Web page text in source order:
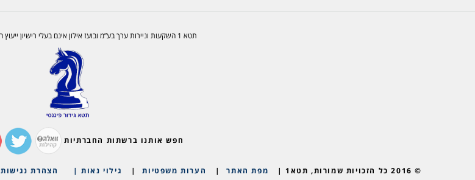
תטא 1 השקעות וניירות ערך בע”מ ובועז אילון אינם בעלי רישיון ייעוץ השקעות בתוקף(מותלה)
חפש אותנו ברשתות החברתיות
© 2016 כל הזכויות שמורות, תטא1 | מפת האתר | הערות משפטיות | גילוי נאות | הצהרת נגישות